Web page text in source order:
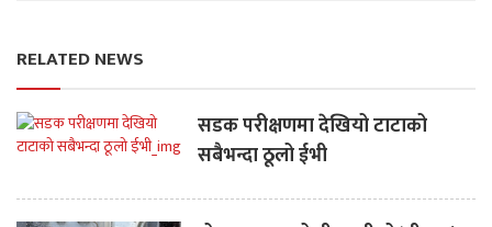
RELATED NEWS
सडक परीक्षणमा देखियो टाटाको
सबैभन्दा ठूलो ईभी